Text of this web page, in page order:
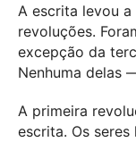
A escrita levou
revoluções.
excepção da
Nenhuma delas
A primeira
escrita. Os